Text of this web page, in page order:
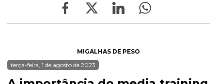
MIGALHAS DE PESO
terça-feira, 1 de agosto de 2023